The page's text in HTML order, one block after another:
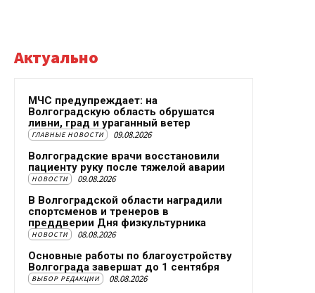
Актуально
МЧС предупреждает: на
Волгоградскую область обрушатся
ливни, град и ураганный ветер
ГЛАВНЫЕ НОВОСТИ 09.08.2026
Волгоградские врачи восстановили
пациенту руку после тяжелой аварии
НОВОСТИ 09.08.2026
В Волгоградской области наградили
спортсменов и тренеров в
преддверии Дня физкультурника
НОВОСТИ 08.08.2026
Основные работы по благоустройству
Волгограда завершат до 1 сентября
ВЫБОР РЕДАКЦИИ 08.08.2026